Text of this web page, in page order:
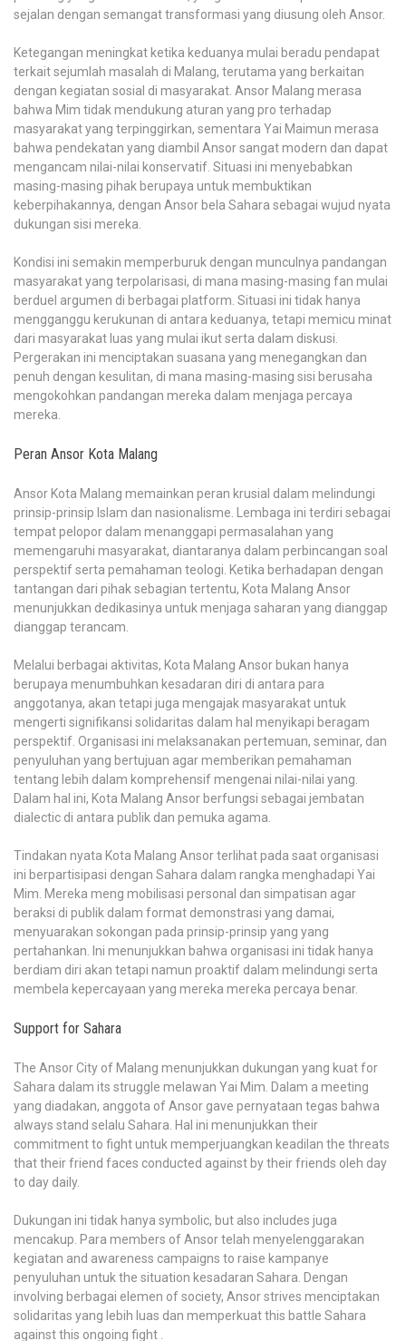
sejalan dengan semangat transformasi yang diusung oleh Ansor.
Ketegangan meningkat ketika keduanya mulai beradu pendapat
terkait sejumlah masalah di Malang, terutama yang berkaitan
dengan kegiatan sosial di masyarakat. Ansor Malang merasa
bahwa Mim tidak mendukung aturan yang pro terhadap
masyarakat yang terpinggirkan, sementara Yai Maimun merasa
bahwa pendekatan yang diambil Ansor sangat modern dan dapat
mengancam nilai-nilai konservatif. Situasi ini menyebabkan
masing-masing pihak berupaya untuk membuktikan
keberpihakannya, dengan Ansor bela Sahara sebagai wujud nyata
dukungan sisi mereka.
Kondisi ini semakin memperburuk dengan munculnya pandangan
masyarakat yang terpolarisasi, di mana masing-masing fan mulai
berduel argumen di berbagai platform. Situasi ini tidak hanya
mengganggu kerukunan di antara keduanya, tetapi memicu minat
dari masyarakat luas yang mulai ikut serta dalam diskusi.
Pergerakan ini menciptakan suasana yang menegangkan dan
penuh dengan kesulitan, di mana masing-masing sisi berusaha
mengokohkan pandangan mereka dalam menjaga percaya
mereka.
Peran Ansor Kota Malang
Ansor Kota Malang memainkan peran krusial dalam melindungi
prinsip-prinsip Islam dan nasionalisme. Lembaga ini terdiri sebagai
tempat pelopor dalam menanggapi permasalahan yang
memengaruhi masyarakat, diantaranya dalam perbincangan soal
perspektif serta pemahaman teologi. Ketika berhadapan dengan
tantangan dari pihak sebagian tertentu, Kota Malang Ansor
menunjukkan dedikasinya untuk menjaga saharan yang dianggap
dianggap terancam.
Melalui berbagai aktivitas, Kota Malang Ansor bukan hanya
berupaya menumbuhkan kesadaran diri di antara para
anggotanya, akan tetapi juga mengajak masyarakat untuk
mengerti signifikansi solidaritas dalam hal menyikapi beragam
perspektif. Organisasi ini melaksanakan pertemuan, seminar, dan
penyuluhan yang bertujuan agar memberikan pemahaman
tentang lebih dalam komprehensif mengenai nilai-nilai yang.
Dalam hal ini, Kota Malang Ansor berfungsi sebagai jembatan
dialectic di antara publik dan pemuka agama.
Tindakan nyata Kota Malang Ansor terlihat pada saat organisasi
ini berpartisipasi dengan Sahara dalam rangka menghadapi Yai
Mim. Mereka meng mobilisasi personal dan simpatisan agar
beraksi di publik dalam format demonstrasi yang damai,
menyuarakan sokongan pada prinsip-prinsip yang yang
pertahankan. Ini menunjukkan bahwa organisasi ini tidak hanya
berdiam diri akan tetapi namun proaktif dalam melindungi serta
membela kepercayaan yang mereka mereka percaya benar.
Support for Sahara
The Ansor City of Malang menunjukkan dukungan yang kuat for
Sahara dalam its struggle melawan Yai Mim. Dalam a meeting
yang diadakan, anggota of Ansor gave pernyataan tegas bahwa
always stand selalu Sahara. Hal ini menunjukkan their
commitment to fight untuk memperjuangkan keadilan the threats
that their friend faces conducted against by their friends oleh day
to day daily.
Dukungan ini tidak hanya symbolic, but also includes juga
mencakup. Para members of Ansor telah menyelenggarakan
kegiatan and awareness campaigns to raise kampanye
penyuluhan untuk the situation kesadaran Sahara. Dengan
involving berbagai elemen of society, Ansor strives menciptakan
solidaritas yang lebih luas dan memperkuat this battle Sahara
against this ongoing fight .